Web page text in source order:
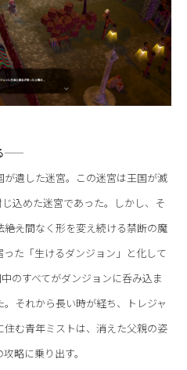
遺した迷宮。この迷宮は王国が滅
込めた迷宮であった。しかし、そ
絶え間なく形を変え続ける禁断の魔
た「生けるダンジョン」と化して
のすべてがダンジョンに呑み込ま
それから長い時が経ち、トレジャ
む青年ミストは、消えた父親の姿
略に乗り出す。